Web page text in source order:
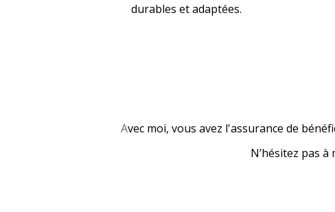
durables et adaptées.
Avec moi, vous avez l'assurance de
N’hésitez pas